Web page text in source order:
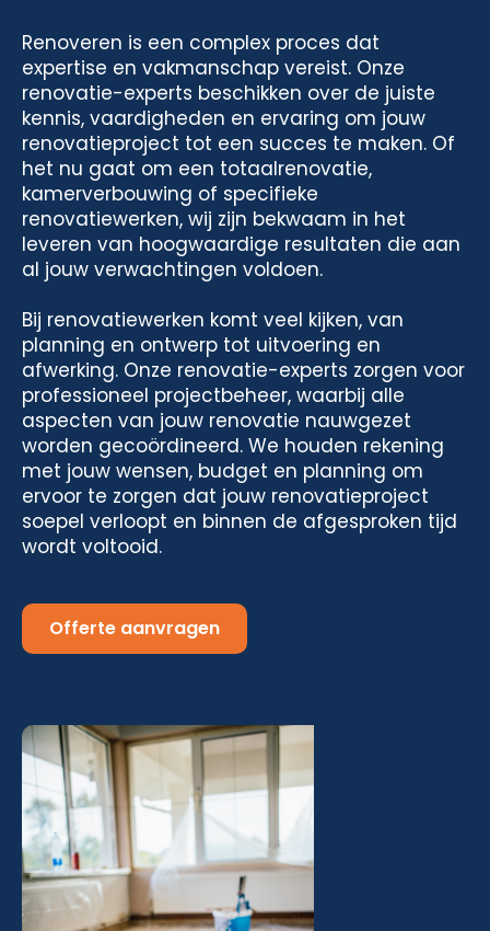
Renoveren is een complex proces dat
expertise en vakmanschap vereist. Onze
renovatie-experts beschikken over de juiste
kennis, vaardigheden en ervaring om jouw
renovatieproject tot een succes te maken. Of
het nu gaat om een totaalrenovatie,
kamerverbouwing of specifieke
renovatiewerken, wij zijn bekwaam in het
leveren van hoogwaardige resultaten die aan
al jouw verwachtingen voldoen.
Bij renovatiewerken komt veel kijken, van
planning en ontwerp tot uitvoering en
afwerking. Onze renovatie-experts zorgen voor
professioneel projectbeheer, waarbij alle
aspecten van jouw renovatie nauwgezet
worden gecoördineerd. We houden rekening
met jouw wensen, budget en planning om
ervoor te zorgen dat jouw renovatieproject
soepel verloopt en binnen de afgesproken tijd
wordt voltooid.
Offerte aanvragen